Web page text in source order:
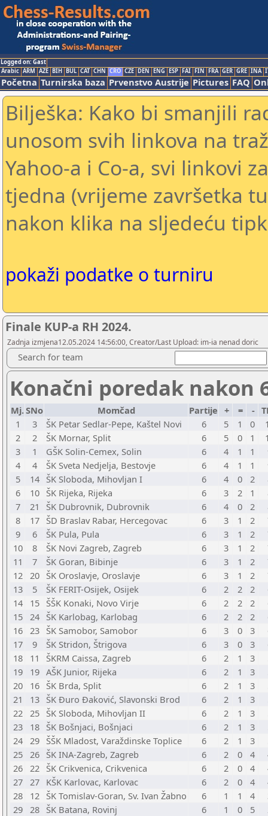
Logged on: Gast
Arabic ARM AZE BIH BUL CAT CHN CRO CZE DEN ENG ESP FAI FIN FRA GER GRE INA
Početna Turnirska baza Prvenstvo Austrije Pictures FAQ
Bilješka: Kako bi smanjili
unosom svih linkova na
Yahoo-a i Co-a, svi linkovi
tjedna (vrijeme završetka
nakon klika na sljedeću
pokaži podatke o turniru
Finale KUP-a RH 2024.
Zadnja izmjena12.05.2024 14:56:00, Creator/Last Upload: im-ia nenad doric
Search for team
Konačni poredak nakon
Mj.SNo Momčad Partije + = -
1
3 ŠK Petar Sedlar-Pepe, Kaštel Novi 6 5 1 0
2
2 ŠK Mornar, Split 6 5 0 1
3
1 GŠK Solin-Cemex, Solin 6 4 1 1
4
4 ŠK Sveta Nedjelja, Bestovje 6 4 1 1
5
14 ŠK Sloboda, Mihovljan I 6 4 0 2
6
10 ŠK Rijeka, Rijeka 6 3 2 1
7
21 ŠK Dubrovnik, Dubrovnik 6 4 0 2
8
17 ŠD Braslav Rabar, Hercegovac 6 3 1 2
9
6 ŠK Pula, Pula 6 3 1 2
10
8 ŠK Novi Zagreb, Zagreb 6 3 1 2
11
7 ŠK Goran, Bibinje 6 3 1 2
12
20 ŠK Oroslavje, Oroslavje 6 3 1 2
13
5 ŠK FERIT-Osijek, Osijek 6 2 2 2
14
15 ŠŠK Konaki, Novo Virje 6 2 2 2
15
24 ŠK Karlobag, Karlobag 6 2 2 2
16
23 ŠK Samobor, Samobor 6 3 0 3
17
9 ŠK Stridon, Štrigova 6 3 0 3
18
11 ŠKRM Caissa, Zagreb 6 2 1 3
19
19 AŠK Junior, Rijeka 6 2 1 3
20
16 ŠK Brda, Split 6 2 1 3
21
13 ŠK Đuro Đaković, Slavonski Brod 6 2 1 3
22
25 ŠK Sloboda, Mihovljan II 6 2 1 3
23
18 ŠK Bošnjaci, Bošnjaci 6 2 1 3
24
29 ŠŠK Mladost, Varaždinske Toplice 6 2 1 3
25
26 ŠK INA-Zagreb, Zagreb 6 2 0 4
26
22 ŠK Crikvenica, Crikvenica 6 2 0 4
27
27 KŠK Karlovac, Karlovac 6 2 0 4
28
12 ŠK Tomislav-Goran, Sv. Ivan Žabno 6 1 1 4
29
28 ŠK Batana, Rovinj 6 1 0 5